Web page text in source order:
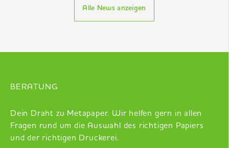
Alle News anzeigen
BERATUNG
Dein Draht zu Metapaper. Wir helfen gern in allen
Fragen rund um die Auswahl des richtigen Papiers
und der richtigen Druckerei.